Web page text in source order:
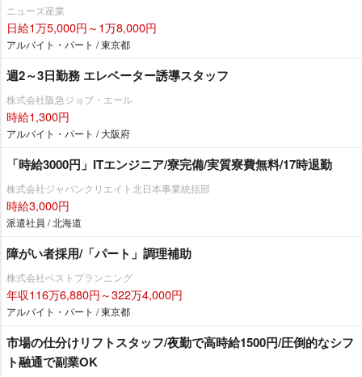
ニューズ産業
日給1万5,000円～1万8,000円
アルバイト・パート / 東京都
週2～3日勤務 エレベーター誘導スタッフ
株式会社阪急ジョブ・エール
時給1,300円
アルバイト・パート / 大阪府
「時給3000円」ITエンジニア/寮完備/実質寮費無料/17時退勤
株式会社ジャパンクリエイト北日本事業統括部
時給3,000円
派遣社員 / 北海道
障がい者採用/「パート」調理補助
株式会社ベストプランニング
年収116万6,880円～322万4,000円
アルバイト・パート / 東京都
市場の仕分けリフトスタッフ/夜勤で高時給1500円/圧倒的なシフ
ト融通で副業OK